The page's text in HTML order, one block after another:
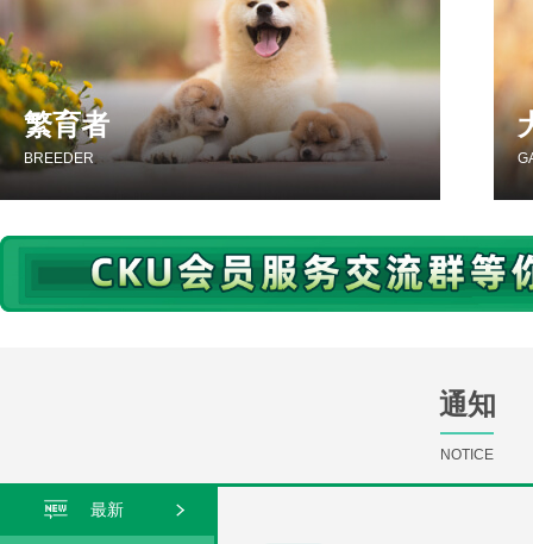
繁育者
BREEDER
这
查询
通知
NOTICE
最新